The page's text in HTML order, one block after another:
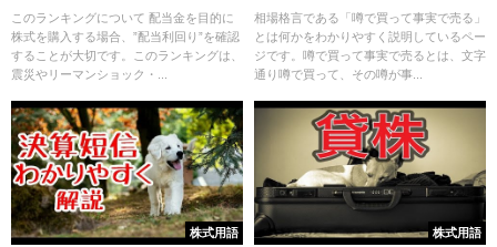
このランキングについて 配当金を目的に
株式を購入する場合、”配当利回り”を確認
することが大切です。このランキングは、
震災やリーマンショック・...
解説
相場格言である「噂で買って事実で売る」
とは何かをわかりやすく説明しているペー
ジです。噂で買って事実で売るとは、文字
通り噂で買って、その噂が事...
株式用語 株式用語